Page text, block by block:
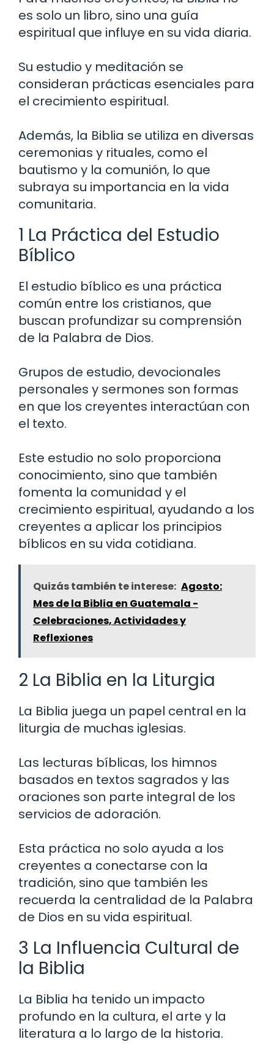
es solo un libro, sino una guía
espiritual que influye en su vida diaria.
Su estudio y meditación se
consideran prácticas esenciales para
el crecimiento espiritual.
Además, la Biblia se utiliza en diversas
ceremonias y rituales, como el
bautismo y la comunión, lo que
subraya su importancia en la vida
comunitaria.
1 La Práctica del Estudio
Bíblico
El estudio bíblico es una práctica
común entre los cristianos, que
buscan profundizar su comprensión
de la Palabra de Dios.
Grupos de estudio, devocionales
personales y sermones son formas
en que los creyentes interactúan con
el texto.
Este estudio no solo proporciona
conocimiento, sino que también
fomenta la comunidad y el
crecimiento espiritual, ayudando a los
creyentes a aplicar los principios
bíblicos en su vida cotidiana.
Quizás también te interese: Agosto:
Mes de la Biblia en Guatemala -
Celebraciones, Actividades y
Reflexiones
2 La Biblia en la Liturgia
La Biblia juega un papel central en la
liturgia de muchas iglesias.
Las lecturas bíblicas, los himnos
basados en textos sagrados y las
oraciones son parte integral de los
servicios de adoración.
Esta práctica no solo ayuda a los
creyentes a conectarse con la
tradición, sino que también les
recuerda la centralidad de la Palabra
de Dios en su vida espiritual.
3 La Influencia Cultural de
la Biblia
La Biblia ha tenido un impacto
profundo en la cultura, el arte y la
literatura a lo largo de la historia.